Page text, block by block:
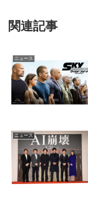
関連記事
ニュース
ニュース